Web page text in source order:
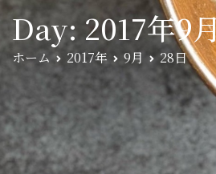
Day: 2017年9
ホーム 2017年 9月 28日